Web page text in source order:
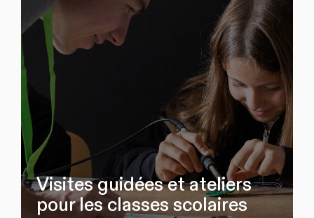
Visites guidées et ateliers
pour les classes scolaires